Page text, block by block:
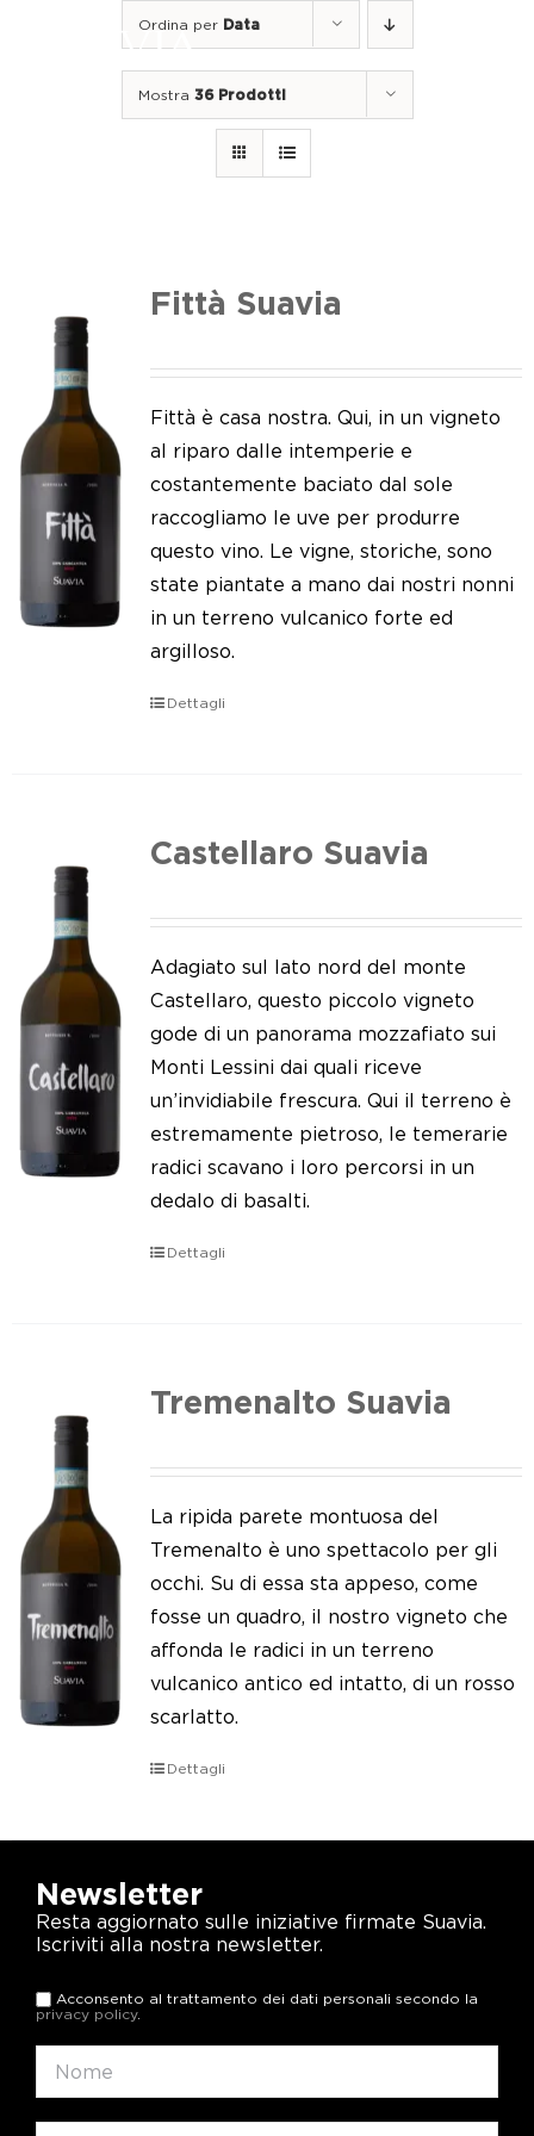
Il nostro lavoro
I nostri vigneti
Tappo a vite
Le nostre news
Ordina per Data
Mostra 36 Prodotti
Fittà Suavia
Fittà è casa nostra. Qui, in un vigneto
al riparo dalle intemperie e
costantemente baciato dal sole
raccogliamo le uve per produrre
questo vino. Le vigne, storiche, sono
state piantate a mano dai nostri nonni
in un terreno vulcanico forte ed
argilloso.
Dettagli
Castellaro Suavia
Adagiato sul lato nord del monte
Castellaro, questo piccolo vigneto
gode di un panorama mozzafiato sui
Monti Lessini dai quali riceve
un’invidiabile frescura. Qui il terreno è
estremamente pietroso, le temerarie
radici scavano i loro percorsi in un
dedalo di basalti.
Dettagli
Tremenalto Suavia
La ripida parete montuosa del
Tremenalto è uno spettacolo per gli
occhi. Su di essa sta appeso, come
fosse un quadro, il nostro vigneto che
affonda le radici in un terreno
vulcanico antico ed intatto, di un rosso
scarlatto.
Dettagli
Newsletter
Resta aggiornato sulle iniziative firmate Suavia.
Iscriviti alla nostra newsletter.
Acconsento al trattamento dei dati personali secondo la
privacy policy.